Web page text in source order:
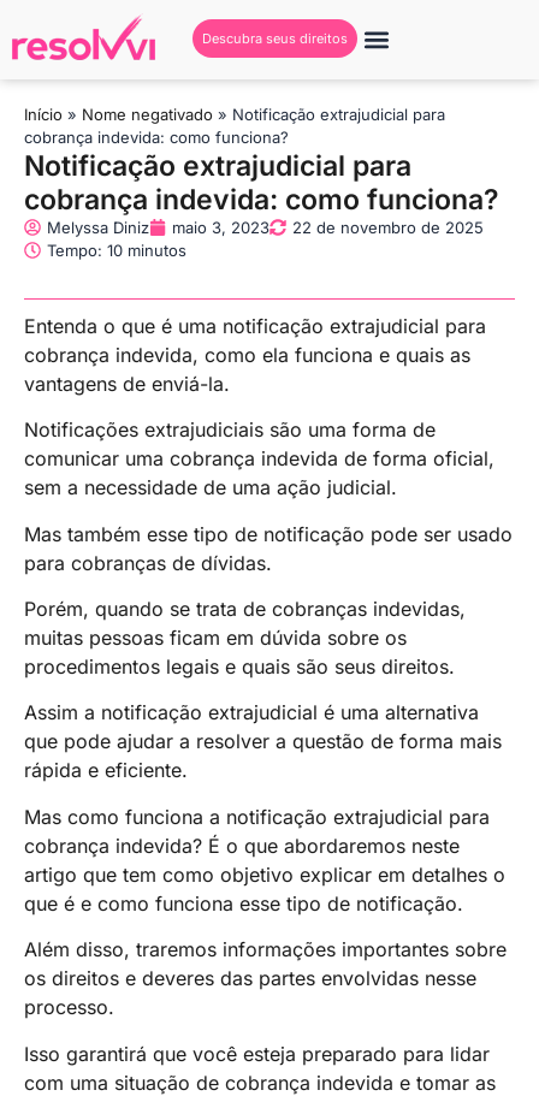
Descubra seus direitos
Início » Nome negativado » Notificação extrajudicial para
cobrança indevida: como funciona?
Notificação extrajudicial para
cobrança indevida: como funciona?
Melyssa Diniz maio 3, 2023
22 de novembro de 2025
Tempo: 10 minutos
Entenda o que é uma notificação extrajudicial para
cobrança indevida, como ela funciona e quais as
vantagens de enviá-la.
Notificações extrajudiciais são uma forma de
comunicar uma cobrança indevida de forma oficial,
sem a necessidade de uma ação judicial.
Mas também esse tipo de notificação pode ser usado
para cobranças de dívidas.
Porém, quando se trata de cobranças indevidas,
muitas pessoas ficam em dúvida sobre os
procedimentos legais e quais são seus direitos.
Assim a notificação extrajudicial é uma alternativa
que pode ajudar a resolver a questão de forma mais
rápida e eficiente.
Mas como funciona a notificação extrajudicial para
cobrança indevida? É o que abordaremos neste
artigo que tem como objetivo explicar em detalhes o
que é e como funciona esse tipo de notificação.
Além disso, traremos informações importantes sobre
os direitos e deveres das partes envolvidas nesse
processo.
Isso garantirá que você esteja preparado para lidar
com uma situação de cobrança indevida e tomar as